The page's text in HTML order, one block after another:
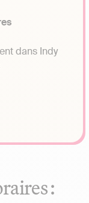
dans Indy
: